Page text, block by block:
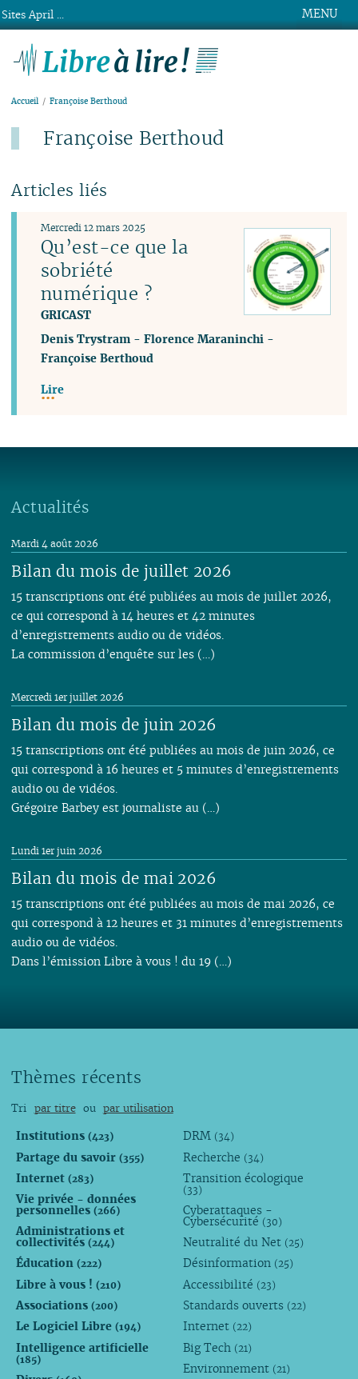
MENU
Accueil Françoise Berthoud
Françoise Berthoud
Articles liés
Qu’est-ce que la
sobriété
numérique ?
GRICAST
Mercredi 12 mars 2025
Denis Trystram -Florence Maraninchi -
Françoise Berthoud
Lire
Actualités
Bilan du mois de juillet 2026
Mardi 4 août 2026
15 transcriptions ont été publiées au mois de juillet 2026,
ce qui correspond à 14 heures et 42 minutes
d’enregistrements audio ou de vidéos.
La commission d’enquête sur les (…)
Bilan du mois de juin 2026
Mercredi 1er juillet 2026
15 transcriptions ont été publiées au mois de juin 2026, ce
qui correspond à 16 heures et 5 minutes d’enregistrements
audio ou de vidéos.
Grégoire Barbey est journaliste au (…)
Bilan du mois de mai 2026
Lundi 1er juin 2026
15 transcriptions ont été publiées au mois de mai 2026, ce
qui correspond à 12 heures et 31 minutes d’enregistrements
audio ou de vidéos.
Dans l’émission Libre à vous ! du 19 (…)
Thèmes récents
Tri par titre ou par utilisation
Institutions (423)
Partage du savoir (355)
Internet (283)
Vie privée - données
personnelles (266)
Administrations et
collectivités (244)
Éducation (222)
Libre à vous ! (210)
Associations (200)
Le Logiciel Libre (194)
Intelligence artificielle
(185)
DRM (34)
Recherche (34)
Transition écologique
(33)
Cyberattaques -
Cybersécurité (30)
Neutralité du Net (25)
Désinformation (25)
Accessibilité (23)
Standards ouverts (22)
Internet (22)
Big Tech (21)
Environnement (21)
Sites April ...